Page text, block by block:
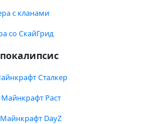
с кланами
со СкайГрид
Сталкер
Раст
DayZ